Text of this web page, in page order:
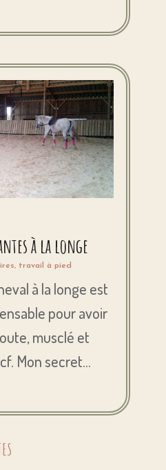
à la longe
, travail à pied
à la longe est
pour avoir
musclé et
Mon secret...